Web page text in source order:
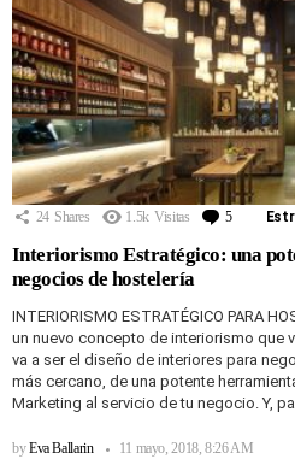
24 Shares 1.5k Visitas 5
Interiorismo Estratégico: una
negocios de hostelería
INTERIORISMO ESTRATÉGICO PARA
un nuevo concepto de interiorismo que
va a ser el diseño de interiores para
más cercano, de una potente
Marketing al servicio de tu negocio. Y,
byEva Ballarin 11 mayo, 2018, 8:26 AM